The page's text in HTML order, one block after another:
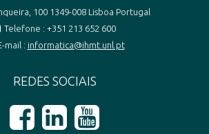
100 1349-008 Lisboa Portugal
Telefone : +351 213 652 600
mail : informatica@ihmt.unl.pt
REDES SOCIAIS